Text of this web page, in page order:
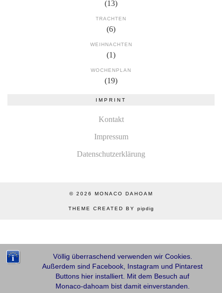
Völlig überraschend verwenden wir Cookies.
Außerdem sind Facebook, Instagram und Pintarest
Buttons hier installiert. Mit dem Besuch auf
Monaco-dahoam bist damit einverstanden.
(13)
TRACHTEN
(6)
WEIHNACHTEN
(1)
WOCHENPLAN
(19)
IMPRINT
Kontakt
Impressum
Datenschutzerklärung
© 2026 MONACO DAHOAM
THEME CREATED BY pipdig